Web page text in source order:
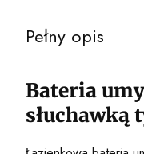
Pełny opis
Bateria
słuchawką